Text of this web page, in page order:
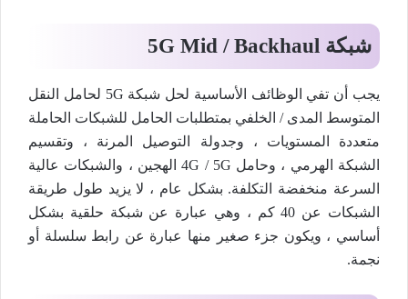
شبكة 5G Mid / Backhaul
يجب أن تفي الوظائف الأساسية لحل شبكة 5G لحامل النقل
المتوسط ​​المدى / الخلفي بمتطلبات الحامل للشبكات الحاملة
متعددة المستويات ، وجدولة التوصيل المرنة ، وتقسيم
الشبكة الهرمي ، وحامل 4G / 5G الهجين ، والشبكات عالية
السرعة منخفضة التكلفة. بشكل عام ، لا يزيد طول طريقة
الشبكات عن 40 كم ، وهي عبارة عن شبكة حلقية بشكل
أساسي ، ويكون جزء صغير منها عبارة عن رابط سلسلة أو
نجمة.